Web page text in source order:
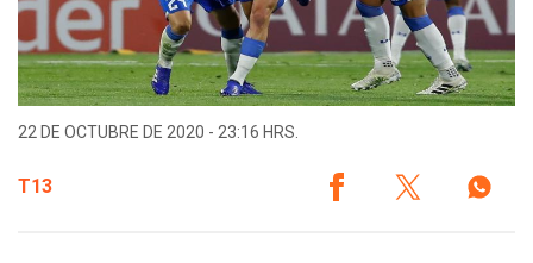
22 DE OCTUBRE DE 2020 - 23:16 HRS.
T13